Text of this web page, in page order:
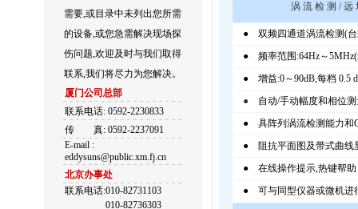
需要,或目录中未列出您所需
的设备,或您急需解决现场探
伤问题,欢迎及时与我们取得
联系,我们将尽力为您解决。
厦门公司总部
联系电话: 0592-2230833
传
真: 0592-2237091
E-mail :
eddysuns@public.xm.fj.cn
北京办事处
联系电话:010-82731103
010-82736303
涡 流 检 测 / 远
● 双频四通道涡流检测(台
● 频率范围:64Hz～5MHz(
● 增益:0～90dB,每档 0.5
● 自动/手动幅度和相位
● 具阵列涡流检测能力和
● 阻抗平面图及带式曲线
● 在线操作提示,热键帮助
● 可与同型仪器或微机进